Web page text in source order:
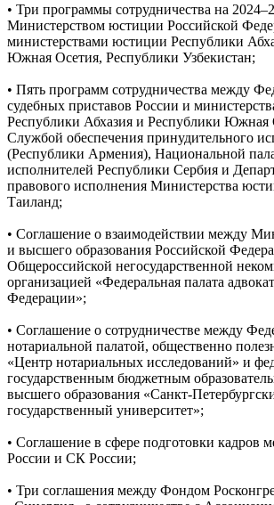
• Три программы сотрудничества на
Министерством юстиции Российской
министерствами юстиции Республики
Южная Осетия, Республики Узбекистан;
• Пять программ сотрудничества между
судебных приставов России и
Республики Абхазия и Республики Южная
Службой обеспечения принудительного
(Республики Армения), Национальной
исполнителей Республики Сербия и
правового исполнения Министерства
Таиланд;
• Соглашение о взаимодействии между
и высшего образования Российской
Общероссийской негосударственной
организацией «Федеральная палата
Федерации»;
• Соглашение о сотрудничестве между
нотариальной палатой, общественно
«Центр нотариальных исследований» и
государственным бюджетным
высшего образования «Санкт-
государственный университет»;
• Соглашение в сфере подготовки
России и СК России;
• Три соглашения между Фондом